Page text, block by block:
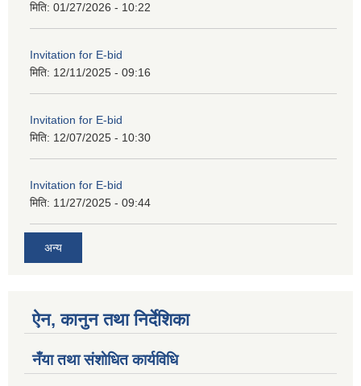
मिति: 01/27/2026 - 10:22
Invitation for E-bid
मिति: 12/11/2025 - 09:16
Invitation for E-bid
मिति: 12/07/2025 - 10:30
Invitation for E-bid
मिति: 11/27/2025 - 09:44
अन्य
ऐन, कानुन तथा निर्देशिका
नँया तथा स‌ंशाेधित कार्यविधि